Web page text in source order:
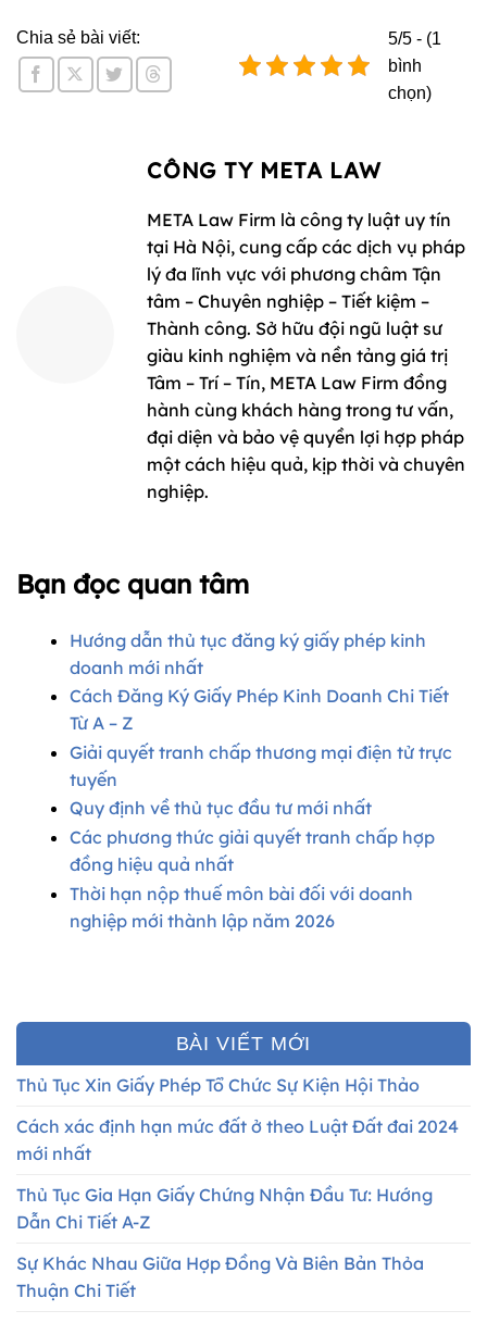
Chia sẻ bài viết:
5/5 - (1
bình
chọn)
CÔNG TY META LAW
META Law Firm là công ty luật uy tín
tại Hà Nội, cung cấp các dịch vụ pháp
lý đa lĩnh vực với phương châm Tận
tâm – Chuyên nghiệp – Tiết kiệm –
Thành công. Sở hữu đội ngũ luật sư
giàu kinh nghiệm và nền tảng giá trị
Tâm – Trí – Tín, META Law Firm đồng
hành cùng khách hàng trong tư vấn,
đại diện và bảo vệ quyền lợi hợp pháp
một cách hiệu quả, kịp thời và chuyên
nghiệp.
Bạn đọc quan tâm
Hướng dẫn thủ tục đăng ký giấy phép kinh
doanh mới nhất
Cách Đăng Ký Giấy Phép Kinh Doanh Chi Tiết
Từ A – Z
Giải quyết tranh chấp thương mại điện tử trực
tuyến
Quy định về thủ tục đầu tư mới nhất
Các phương thức giải quyết tranh chấp hợp
đồng hiệu quả nhất
Thời hạn nộp thuế môn bài đối với doanh
nghiệp mới thành lập năm 2026
BÀI VIẾT MỚI
Thủ Tục Xin Giấy Phép Tổ Chức Sự Kiện Hội Thảo
Cách xác định hạn mức đất ở theo Luật Đất đai 2024
mới nhất
Thủ Tục Gia Hạn Giấy Chứng Nhận Đầu Tư: Hướng
Dẫn Chi Tiết A-Z
Sự Khác Nhau Giữa Hợp Đồng Và Biên Bản Thỏa
Thuận Chi Tiết